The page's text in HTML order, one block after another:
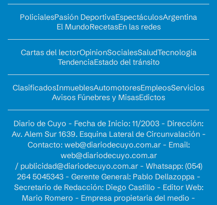
PolicialesPasión DeportivaEspectáculosArgentina
El MundoRecetasEn las redes
Cartas del lectorOpinionSocialesSaludTecnología
TendenciaEstado del tránsito
ClasificadosInmueblesAutomotoresEmpleosServicios
Avisos Fúnebres y MisasEdictos
Diario de Cuyo - Fecha de Inicio: 11/2003 - Dirección:
Av. Alem Sur 1639. Esquina Lateral de Circunvalación -
Contacto: web@diariodecuyo.com.ar- Email:
web@diariodecuyo.com.ar
/ publicidad@diariodecuyo.com.ar- Whatsapp: (054)
264 5045343 - Gerente General: Pablo Dellazoppa -
Secretario de Redacción: Diego Castillo - Editor Web:
Mario Romero - Empresa propietaria del medio -